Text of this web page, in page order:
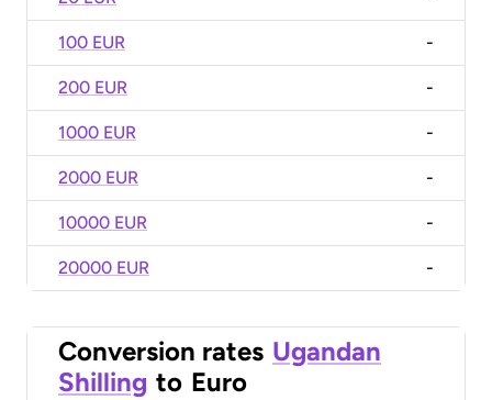
100 EUR -
200 EUR -
1000 EUR -
2000 EUR -
10000 EUR -
20000 EUR -
Conversion rates Ugandan
Shilling to Euro